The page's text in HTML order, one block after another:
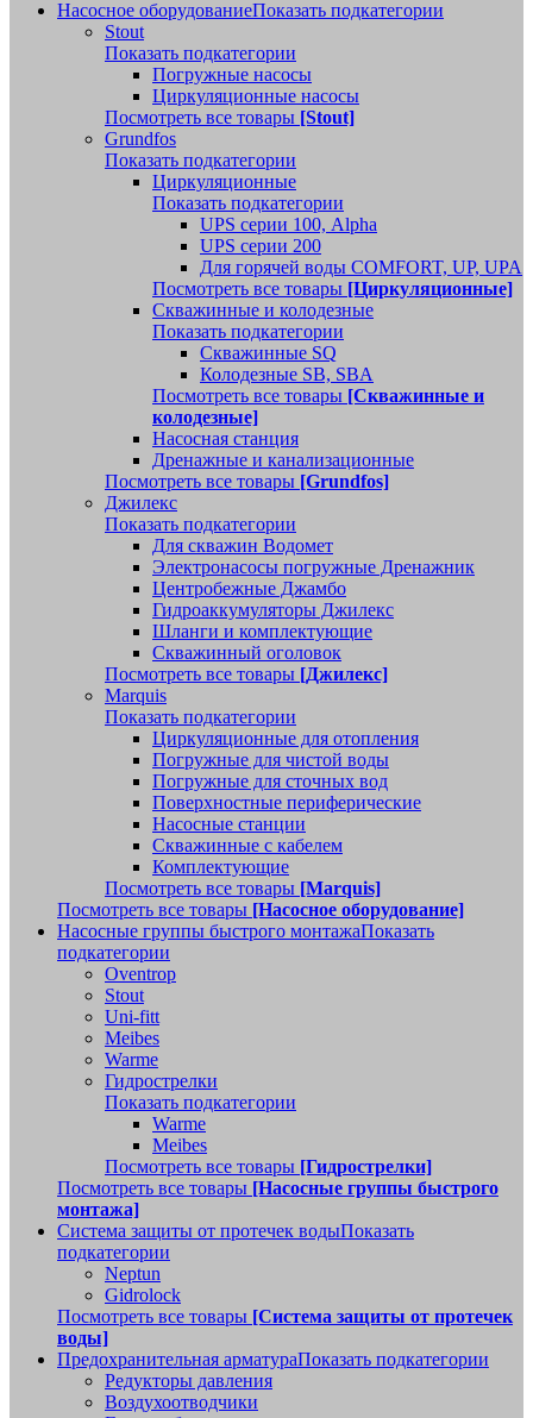
Насосное оборудованиеПоказать подкатегории
Stout
Показать подкатегории
Погружные насосы
Циркуляционные насосы
Посмотреть все товары [Stout]
Grundfos
Показать подкатегории
Циркуляционные
Показать подкатегории
UPS серии 100, Alpha
UPS серии 200
Для горячей воды COMFORT, UP, UPA
Посмотреть все товары [Циркуляционные]
Скважинные и колодезные
Показать подкатегории
Скважинные SQ
Колодезные SB, SBA
Посмотреть все товары [Скважинные и
колодезные]
Насосная станция
Дренажные и канализационные
Посмотреть все товары [Grundfos]
Джилекс
Показать подкатегории
Для скважин Водомет
Электронасосы погружные Дренажник
Центробежные Джамбо
Гидроаккумуляторы Джилекс
Шланги и комплектующие
Скважинный оголовок
Посмотреть все товары [Джилекс]
Marquis
Показать подкатегории
Циркуляционные для отопления
Погружные для чистой воды
Погружные для сточных вод
Поверхностные периферические
Насосные станции
Скважинные с кабелем
Комплектующие
Посмотреть все товары [Marquis]
Посмотреть все товары [Насосное оборудование]
Насосные группы быстрого монтажаПоказать
подкатегории
Oventrop
Stout
Uni-fitt
Meibes
Warme
Гидрострелки
Показать подкатегории
Warme
Meibes
Посмотреть все товары [Гидрострелки]
Посмотреть все товары [Насосные группы быстрого
монтажа]
Система защиты от протечек водыПоказать
подкатегории
Neptun
Gidrolock
Посмотреть все товары [Система защиты от протечек
воды]
Предохранительная арматураПоказать подкатегории
Редукторы давления
Воздухоотводчики